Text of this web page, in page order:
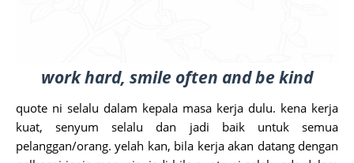
work hard, smile often and be kind
quote ni selalu dalam kepala masa kerja dulu. kena kerja
kuat, senyum selalu dan jadi baik untuk semua
pelanggan/orang. yelah kan, bila kerja akan datang dengan